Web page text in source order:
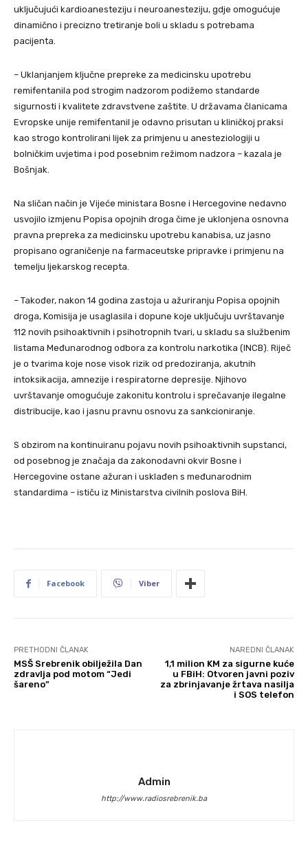
uključujući kardioanesteziju i neuroanesteziju, gdje omogućuje
dinamično i precizno tretiranje boli u skladu s potrebama
pacijenta.
– Uklanjanjem ključne prepreke za medicinsku upotrebu
remifentanila pod strogim nadzorom podižemo standarde
sigurnosti i kvalitete zdravstvene zaštite. U državama članicama
Evropske unije remifentanil je odavno prisutan u kliničkoj praksi
kao strogo kontrolirani lijek za primjenu u anesteziologiji u
bolničkim uvjetima i pod posebnim režimom nadzora – kazala je
Bošnjak.
Na sličan način je Vijeće ministara Bosne i Hercegovine nedavno
usvojilo izmjenu Popisa opojnih droga čime je uklonjena osnovna
pravna prepreka za medicinsku upotrebu kanabisa, uz jasno
propisano ograničenje na farmaceutske pripravke i primjenu na
temelju ljekarskog recepta.
– Također, nakon 14 godina zastoja u ažuriranju Popisa opojnih
droga, Komisija je usaglasila i dopune koje uključuju uvrštavanje
112 novih psihoaktivnih i psihotropnih tvari, u skladu sa službenim
listama Međunarodnog odbora za kontrolu narkotika (INCB). Riječ
je o tvarima koje nose visok rizik od predoziranja, akutnih
intoksikacija, amnezije i respiratorne depresije. Njihovo
uvrštavanje omogućuje zakonitu kontrolu i sprečavanje ilegalne
distribucije, kao i jasnu pravnu osnovu za sankcioniranje.
S obzirom na kontinuiranu pojavu novih psihoaktivnih supstanci,
od posebnog je značaja da zakonodavni okvir Bosne i
Hercegovine ostane ažuran i usklađen s međunarodnim
standardima – ističu iz Ministarstva civilnih poslova BiH.
Facebook Viber
PRETHODNI ČLANAK
MSŠ Srebrenik obilježila Dan
zdravlja pod motom “Jedi
šareno”
NAREDNI ČLANAK
1,1 milion KM za sigurne kuće
u FBiH: Otvoren javni poziv
za zbrinjavanje žrtava nasilja
i SOS telefon
Admin
http://www.radiosrebrenik.ba